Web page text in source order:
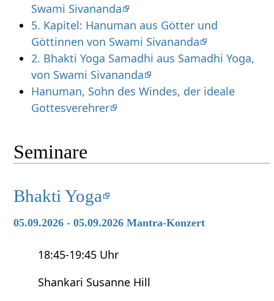
Swami Sivananda
5. Kapitel: Hanuman aus Götter und
Göttinnen von Swami Sivananda
2. Bhakti Yoga Samadhi aus Samadhi Yoga,
von Swami Sivananda
Hanuman, Sohn des Windes, der ideale
Gottesverehrer
Seminare
Bhakti Yoga
05.09.2026 - 05.09.2026 Mantra-Konzert
18:45-19:45 Uhr
Shankari Susanne Hill